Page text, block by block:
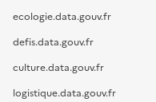
ecologie.data.gouv.fr
defis.data.gouv.fr
culture.data.gouv.fr
logistique.data.gouv.fr